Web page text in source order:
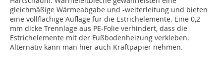
gleichmäßige Wärmeabgabe und -weiterleitung und bieten
eine vollflächige Auflage für die Estrichelemente. Eine 0,2
mm dicke Trennlage aus PE-Folie verhindert, dass die
Estrichelemente mit der Fußbodenheizung verkleben.
Alternativ kann man hier auch Kraftpapier nehmen.